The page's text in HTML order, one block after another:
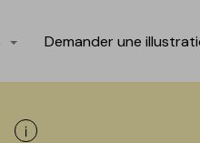
Demander une
Afficher les informations